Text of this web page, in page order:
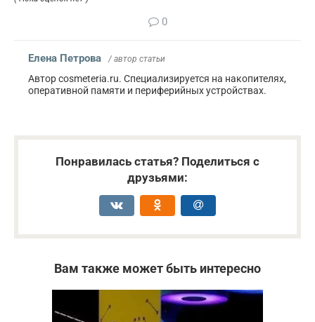
0
Елена Петрова / автор статьи
Автор cosmeteria.ru. Специализируется на накопителях,
оперативной памяти и периферийных устройствах.
Понравилась статья? Поделиться с
друзьями:
Вам также может быть интересно